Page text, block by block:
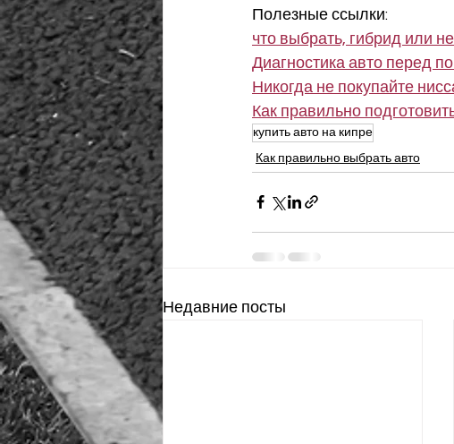
Полезные ссылки:
что выбрать, гибрид или
Диагностика авто перед
Никогда не покупайте
Как правильно
купить авто на кипре
Как правильно выбрать авто
Недавние посты